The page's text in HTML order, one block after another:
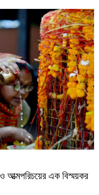
আত্মপরিচয়ের এক বিস্ময়কর